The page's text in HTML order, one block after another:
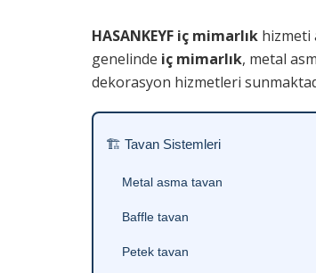
HASANKEYF iç mimarlık hizmeti
genelinde iç mimarlık, metal
dekorasyon hizmetleri
🏗 Tavan Sistemleri
Metal asma tavan
Baffle tavan
Petek tavan